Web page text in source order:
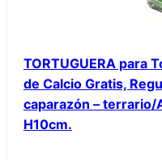
TORTUGUERA para
de Calcio Gratis,
caparazón – terrario/
H10cm.